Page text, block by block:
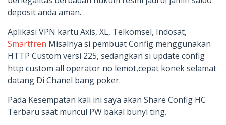
deposit anda aman.
Aplikasi VPN kartu Axis, XL, Telkomsel, Indosat,
Smartfren Misalnya si pembuat Config menggunakan
HTTP Custom versi 225, sedangkan si update config
http custom all operator no lemot,cepat konek selamat
datang Di Chanel bang poker.
Pada Kesempatan kali ini saya akan Share Config HC
Terbaru saat muncul PW bakal bunyi ting.